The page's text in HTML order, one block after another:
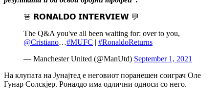
🚨 𝗥𝗢𝗡𝗔𝗟𝗗𝗢 𝗜𝗡𝗧𝗘𝗥𝗩𝗜𝗘𝗪 💬
The Q&A you've all been waiting for: over to you,
@Cristiano…#MUFC | #RonaldoReturns
— Manchester United (@ManUtd) September 1, 2021
На клупата на Јунајтед е неговиот поранешен соиграч Оле
Гунар Солскјер. Роналдо има одлични односи со него.